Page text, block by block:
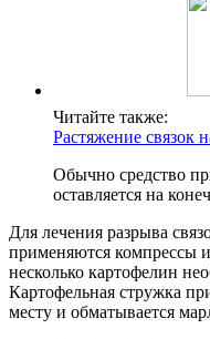
Читайте также:
Растяжение связок
Обычно средство
оставляется на
Для лечения разрыва
применяются компрессы
несколько картофелин
Картофельная стружка
месту и обматывается